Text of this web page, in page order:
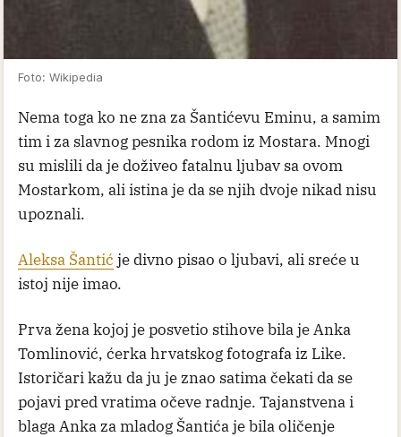
Foto: Wikipedia
Nema toga ko ne zna za Šantićevu Eminu, a samim
tim i za slavnog pesnika rodom iz Mostara. Mnogi
su mislili da je doživeo fatalnu ljubav sa ovom
Mostarkom, ali istina je da se njih dvoje nikad nisu
upoznali.
Aleksa Šantić je divno pisao o ljubavi, ali sreće u
istoj nije imao.
Prva žena kojoj je posvetio stihove bila je Anka
Tomlinović, ćerka hrvatskog fotografa iz Like.
Istoričari kažu da ju je znao satima čekati da se
pojavi pred vratima očeve radnje. Tajanstvena i
blaga Anka za mladog Šantića je bila oličenje